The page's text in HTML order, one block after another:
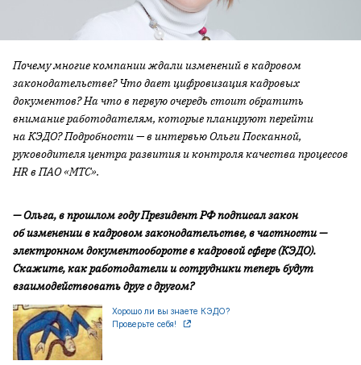
Почему многие компании ждали изменений в кадровом
законодательстве? Что дает цифровизация кадровых
документов? На что в первую очередь стоит обратить
внимание работодателям, которые планируют перейти
на КЭДО? Подробности — в интервью Ольги Посканной,
руководителя центра развития и контроля качества процессов
HR в ПАО «МТС».
— Ольга, в прошлом году Президент РФ подписал закон
об изменении в кадровом законодательстве, в частности —
электронном документообороте в кадровой сфере (КЭДО).
Скажите, как работодатели и сотрудники теперь будут
взаимодействовать друг с другом?
Хорошо ли вы знаете КЭДО?
Проверьте себя!